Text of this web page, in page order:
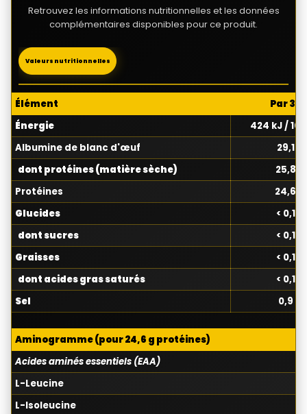
Retrouvez les informations nutritionnelles et les données
complémentaires disponibles pour ce produit.
Valeurs nutritionnelles
Élément
Par 30
Énergie
424 kJ /
Albumine de blanc d'œuf
29,1 g
dont protéines (matière sèche)
25,8 g
Protéines
24,6 g
Glucides
< 0,1 g
dont sucres
< 0,1 g
Graisses
< 0,1 g
dont acides gras saturés
< 0,1 g
Sel
0,9 g
Aminogramme (pour 24,6 g protéines)
Acides aminés essentiels (EAA)
L-Leucine
L-Isoleucine